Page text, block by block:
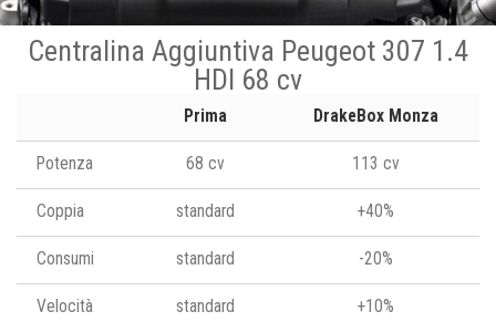
Centralina Aggiuntiva Peugeot 307 1.4
HDI 68 cv
Prima DrakeBox Monza
Potenza 68 cv 113 cv
Coppia standard +40%
Consumi standard -20%
Velocità standard +10%